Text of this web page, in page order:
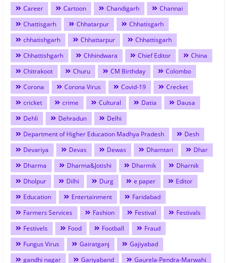
Career
Cartoon Chandigarh
Channai
Chattisgarh
Chhatarpur
Chhatisgarh
chhatishgarh
Chhattarpur
Chhattisgarh
Chhattishgarh
Chhindwara Chief Editor
China
Chitrakoot
Churu CM Birthday
Colombo
Corona
Corona Virus Covid-19
Crecket
cricket
crime Cultural Datia
Dausa
Dehli
Dehradun
Delhi
Department of Higher Education Madhya Pradesh
Desh
Devariya
Devas Dewas Dhamtari
Dhar
Dharma
Dharma&Jotishi Dharmik
Dharnik
Dholpur
Dilhi Durg e paper
Editor
Education
Entertainment
Faridabad
Farmers Services
Fashion Festival
Festivals
Festivels
Food Football
Fraud
Fungus Virus
Gairatganj
Gajiyabad
gandhi nagar
Gariyaband
Gaurela-Pendra-Marwahi